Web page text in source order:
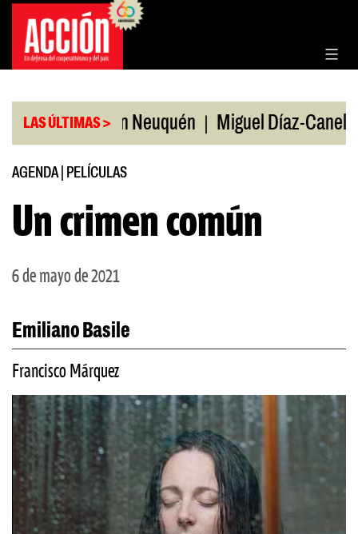
Saltar
contenido
LAS ÚLTIMAS >
de EE.UU en Neuquén | Miguel Díaz-Canel: «Es
AGENDA| PELÍCULAS
Un crimen común
6 de mayo de 2021
Emiliano Basile
Francisco Márquez